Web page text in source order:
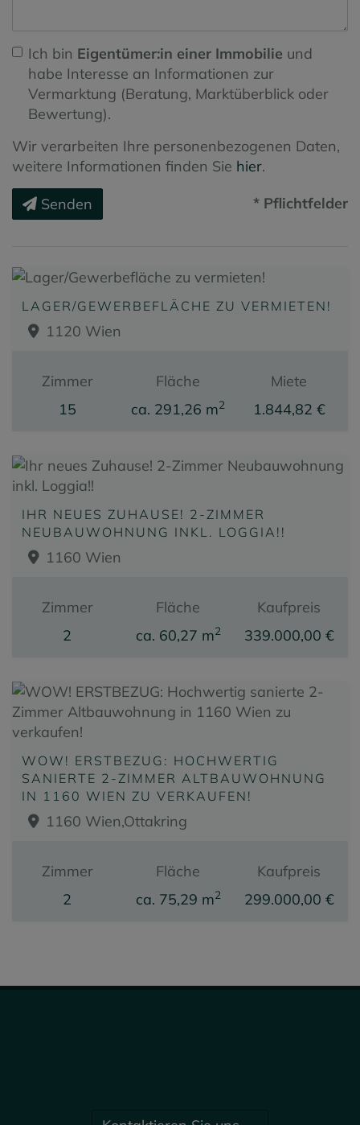
Ich bin Eigentümer:in einer Immobilie und
habe Interesse an Informationen zur
Vermarktung (Beratung, Marktüberblick oder
Bewertung).
Wir verarbeiten Ihre personenbezogenen Daten,
weitere Informationen finden Sie hier.
Senden * Pflichtfelder
LAGER/GEWERBEFLÄCHE ZU VERMIETEN!
1120 Wien
Zimmer
15
Fläche
ca. 291,26 m2
Miete
1.844,82 €
IHR NEUES ZUHAUSE! 2-ZIMMER
NEUBAUWOHNUNG INKL. LOGGIA!!
1160 Wien
Zimmer
2
Fläche
ca. 60,27 m2
Kaufpreis
339.000,00 €
WOW! ERSTBEZUG: HOCHWERTIG
SANIERTE 2-ZIMMER ALTBAUWOHNUNG
IN 1160 WIEN ZU VERKAUFEN!
1160 Wien,Ottakring
Zimmer
2
Fläche
ca. 75,29 m2
Kaufpreis
299.000,00 €